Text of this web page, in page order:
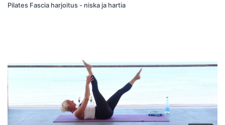
Pilates Fascia harjoitus - niska ja hartia